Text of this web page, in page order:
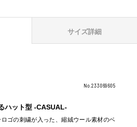
サイズ詳細
No.233069605
ハット型 -CASUAL-
ゴの刺繍が入った、縮絨ウール素材のベ